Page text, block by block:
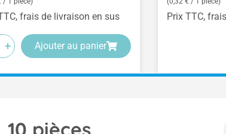
frais de livraison en sus
+
+
+ Ajouter au panier
Prix TTC,